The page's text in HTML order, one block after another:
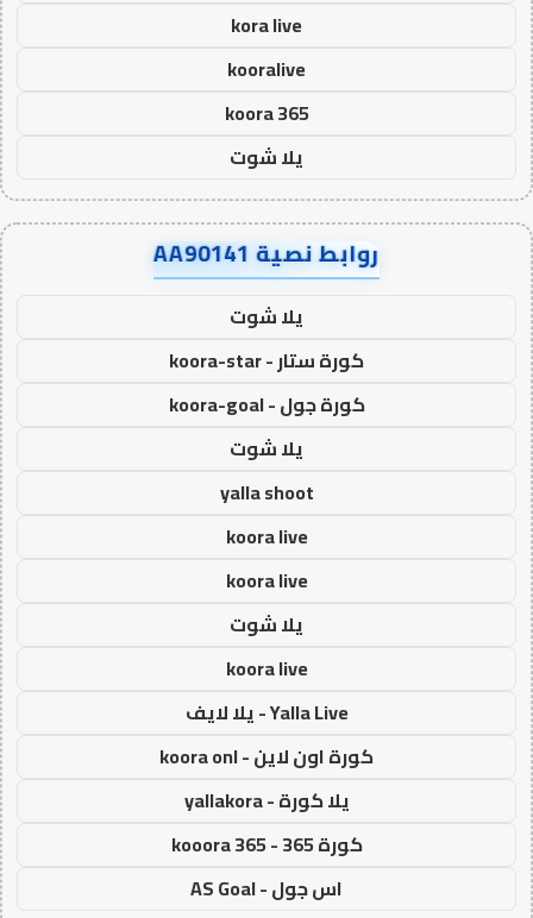
kora live
kooralive
koora 365
يلا شوت
روابط نصية AA90141
يلا شوت
كورة ستار - koora-star
كورة جول - koora-goal
يلا شوت
yalla shoot
koora live
koora live
يلا شوت
koora live
Yalla Live - يلا لايف
كورة اون لاين - koora onl
يلا كورة - yallakora
كورة 365 - kooora 365
اس جول - AS Goal